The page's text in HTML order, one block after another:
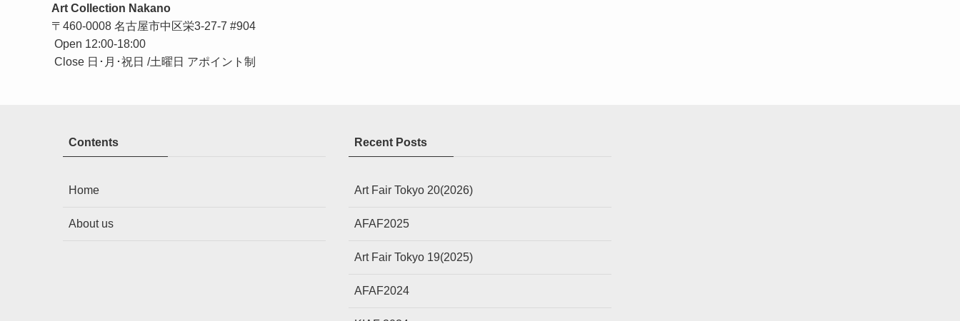
Art Collection Nakano
〒460-0008 名古屋市中区栄3-27-7 #904
Open 12:00-18:00
Close 日･月･祝日 /土曜日 アポイント制
Contents
Home
About us
Recent Posts
Art Fair Tokyo 20(2026)
AFAF2025
Art Fair Tokyo 19(2025)
AFAF2024